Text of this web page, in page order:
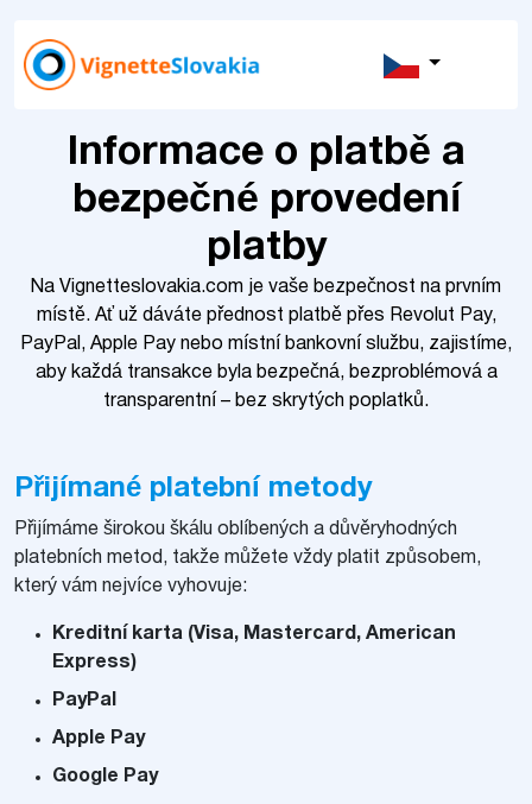
Informace o platbě a
bezpečné provedení
platby
Na Vignetteslovakia.com je vaše bezpečnost na prvním
místě. Ať už dáváte přednost platbě přes Revolut Pay,
PayPal, Apple Pay nebo místní bankovní službu, zajistíme,
aby každá transakce byla bezpečná, bezproblémová a
transparentní – bez skrytých poplatků.
Přijímané platební metody
Přijímáme širokou škálu oblíbených a důvěryhodných
platebních metod, takže můžete vždy platit způsobem,
který vám nejvíce vyhovuje:
Kreditní karta (Visa, Mastercard, American
Express)
PayPal
Apple Pay
Google Pay